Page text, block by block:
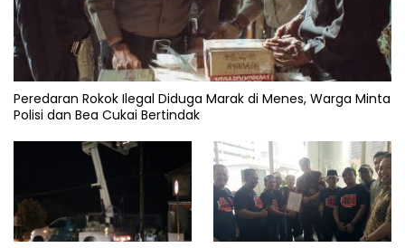
Peredaran Rokok Ilegal Diduga Marak di Menes, Warga Minta
Polisi dan Bea Cukai Bertindak